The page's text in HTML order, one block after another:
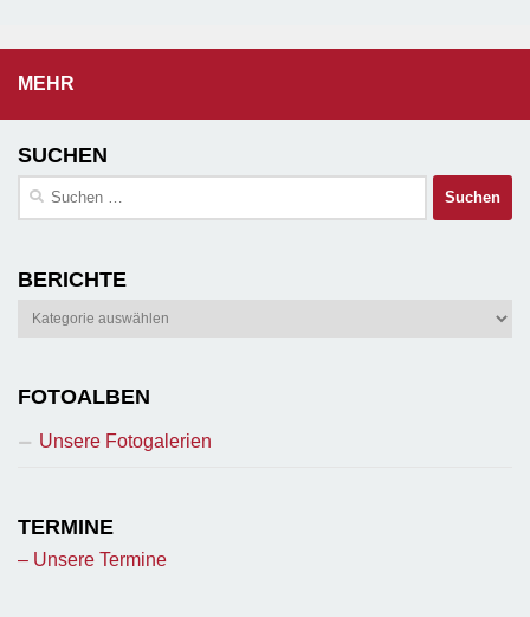
MEHR
SUCHEN
Suchen
BERICHTE
Berichte
FOTOALBEN
Unsere Fotogalerien
TERMINE
– Unsere Termine